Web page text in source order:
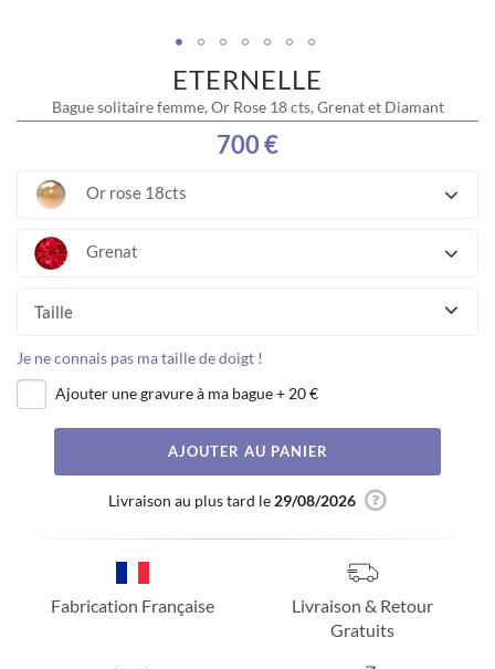
ETERNELLE
Bague solitaire femme, Or Rose 18 cts, Grenat et Diamant
700 €
Or rose 18cts
Grenat
Taille
Je ne connais pas ma taille de doigt !
Ajouter une gravure à ma bague+ 20 €
AJOUTER AU PANIER
Livraison au plus tard le 29/08/2026
Fabrication Française
Livraison & Retour
Gratuits
images
gallery